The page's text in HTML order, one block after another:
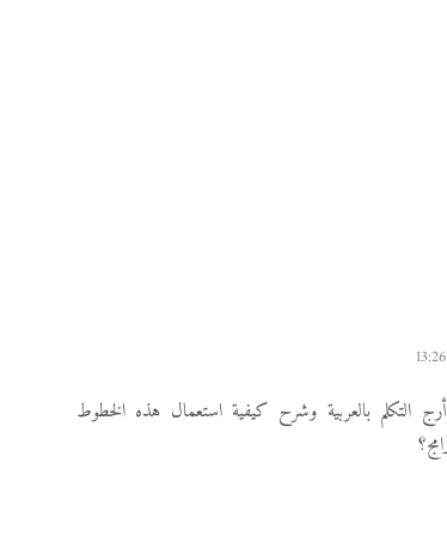
أرج التكلم بالعربية وشرح كيفية استعمال هذه الخطوط